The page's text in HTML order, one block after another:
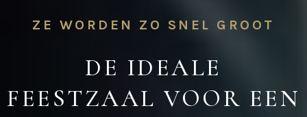
ZE WORDEN ZO SNEL GROOT
DE IDEALE
FEESTZAAL VOOR EEN